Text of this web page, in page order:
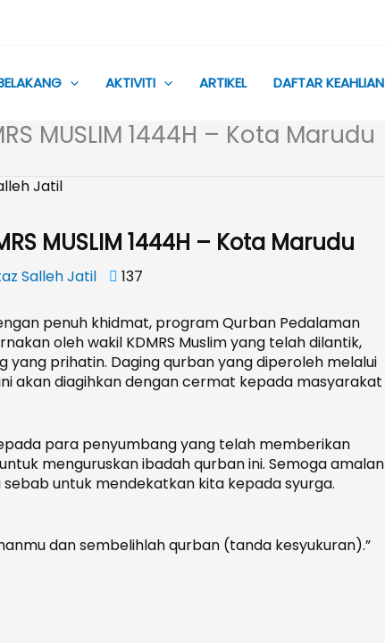
AKTIVITI ARTIKEL DAFTAR KEAHLIAN
MUSLIM 1444H – Kota Marudu
MUSLIM 1444H – Kota Marudu
Salleh Jatil 137
penuh khidmat, program Qurban Pedalaman
oleh wakil KDMRS Muslim yang telah dilantik,
yang prihatin. Daging qurban yang diperoleh melalui
akan diagihkan dengan cermat kepada masyarakat
para penyumbang yang telah memberikan
menguruskan ibadah qurban ini. Semoga amalan
untuk mendekatkan kita kepada syurga.
dan sembelihlah qurban (tanda kesyukuran).”